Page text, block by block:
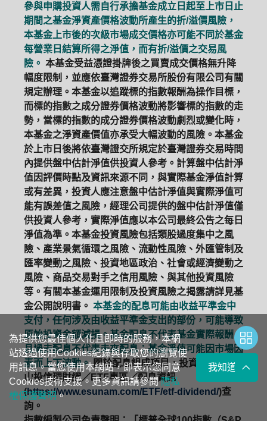
參與申購投資人需自行承擔基金成立日起至上市日止
期間之基金淨資產價格波動所產生的折/溢價風險，
本基金上市後的次級市場成交價格亦可能不同於基金
每營業日結算所得之淨值，而有折/溢價之交易風
險。 本基金受益憑證掛牌後之買賣成交價格無升降
幅度限制，並應依臺灣證券交易所股份有限公司有關
規定辦理。本基金以追蹤標的指數報酬為操作目標，
而標的指數之成分證券價格波動將影響標的指數的走
勢，當標的指數的成分證券價格波動劇烈或變化時，
本基金之淨資產價值亦承受大幅波動的風險。本基金
於上市日後將依臺灣證交所規定於臺灣證券交易時間
內提供盤中估計淨值供投資人參考。計算盤中估計淨
值因評價時點及資訊來源不同，與實際基金淨值計算
或有差異，投資人應注意盤中估計淨值與實際淨值可
能有誤差值之風險，經理公司提供的盤中估計淨值僅
供投資人參考，實際淨值應以本公司最終公告之每日
淨值為準。本基金投資風險包括類股過度集中之風
險、產業景氣循環之風險、流動性風險、外匯管制及
匯率變動之風險、投資地區政治、社會或經濟變動之
風險、商品交易對手之信用風險、與其他投資風險
等。有關本基金運用限制及投資風險之揭露請詳見基
金公開說明書。 本基金的配息可能由收益平準金中
支付，任何涉及由收益平準金支出的部份，可能導致
原始投資金額減損。基金配息不代表基金實際報酬，
且過去配息不代表未來配息；基金淨值可能因市場因
素而上下波動。 關於配息組成項目，投資人可至玉
山投信理財網／ETF專區／配息資訊
(https://www.esunam.com/ETF/etf-dividend/)查
詢。
為提供您最佳個人化且即時的服務，本網
站透過使用Cookies紀錄與存取您的瀏覽使
用訊息。當您使用本網站，即表示您同意
Cookies技術支援。更多資訊請參閱隱私
權保護聲明。
我知道了